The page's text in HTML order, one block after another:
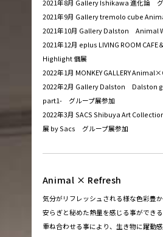
2021年8月 Gallery Ishikawa 進化論 グ
2021年9月 Gallery tremolo cube
2021年10月 Gallery Dalston Animal
2021年12月 eplus LIVING ROOM
Highlight 個展
2022年1月 MONKEY GALLERY
2022年2月 Gallery Dalston Dalston
part1- グループ展参加
2022年3月 SACS Shibuya Art
展 by Sacs グループ展参加
Animal × Refresh
気分がリフレッシュされる様な色彩豊か
安らぎと秘めた熱量を感じる事ができ
重ね合わせる事により、生き物に躍動